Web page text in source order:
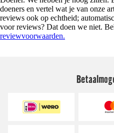
doeners en vertel wat je van onze
reviews ook op echtheid;
voor reviews? Dat doen we niet.
reviewvoorwaarden.